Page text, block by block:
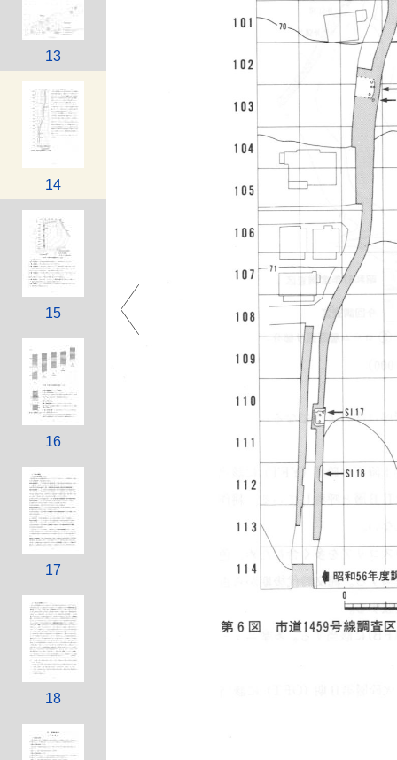
13
14
15
16
17
18